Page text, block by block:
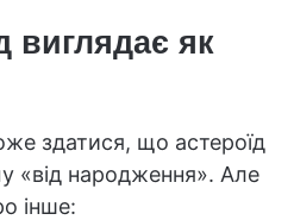
виглядає як
здатися, що астероїд
«від народження». Але
інше: